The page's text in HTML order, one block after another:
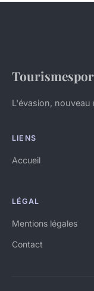
L'évasion,
LIENS
Accueil
LÉGAL
Mentions légales
Contact